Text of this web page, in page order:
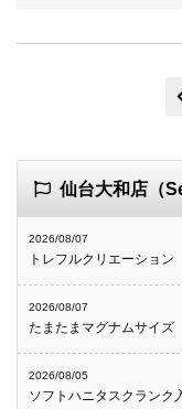
仙台大和店（
2026/08/07
トレフルクリエーショ
2026/08/07
たまたまマグナムサイズ
2026/08/05
ソフトハニタスクランク